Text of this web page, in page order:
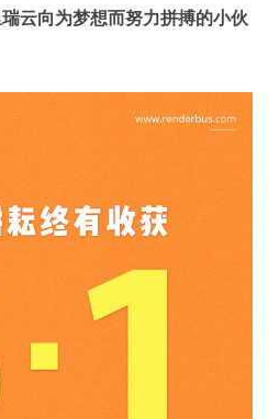
云向为梦想而努力拼搏的小伙